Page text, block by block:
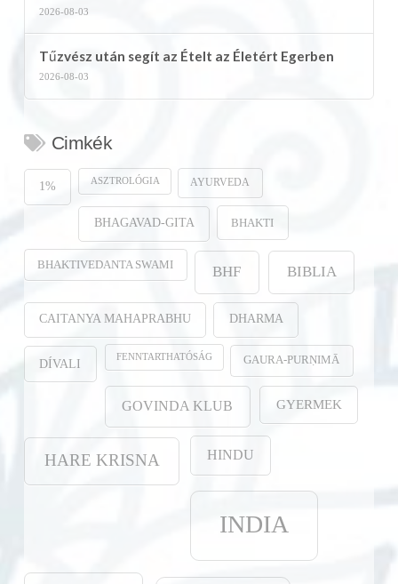
2026-08-03
Tűzvész után segít az Ételt az Életért Egerben
2026-08-03
Cimkék
1% ASZTROLÓGIA AYURVEDA
BHAGAVAD-GITA BHAKTI
BHAKTIVEDANTA SWAMI BHF BIBLIA
CAITANYA MAHAPRABHU DHARMA
DÍVALI FENNTARTHATÓSÁG GAURA-PURṆIMĀ
GOVINDA KLUB GYERMEK
HARE KRISNA HINDU
INDIA